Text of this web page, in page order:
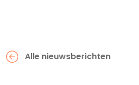
Alle nieuwsberichten